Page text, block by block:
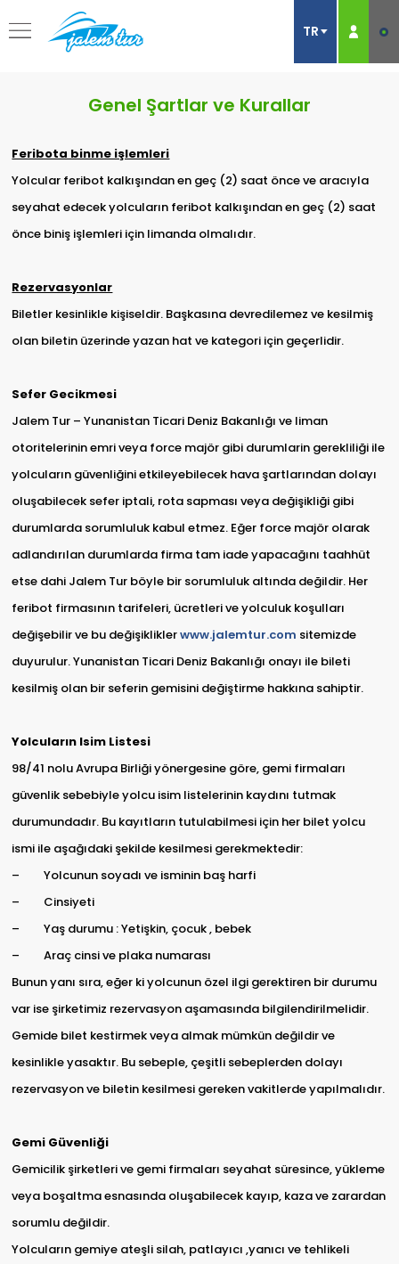
Genel Şartlar ve Kurallar
Feribota binme işlemleri
Yolcular feribot kalkışından en geç (2) saat önce ve aracıyla
seyahat edecek yolcuların feribot kalkışından en geç (2) saat
önce biniş işlemleri için limanda olmalıdır.
Rezervasyonlar
Biletler kesinlikle kişiseldir. Başkasına devredilemez ve kesilmiş
olan biletin üzerinde yazan hat ve kategori için geçerlidir.
Sefer Gecikmesi
Jalem Tur – Yunanistan Ticari Deniz Bakanlığı ve liman
otoritelerinin emri veya force majör gibi durumlarin gerekliliği ile
yolcuların güvenliğini etkileyebilecek hava şartlarından dolayı
oluşabilecek sefer iptali, rota sapması veya değişikliği gibi
durumlarda sorumluluk kabul etmez. Eğer force majör olarak
adlandırılan durumlarda firma tam iade yapacağını taahhüt
etse dahi Jalem Tur böyle bir sorumluluk altında değildir. Her
feribot firmasının tarifeleri, ücretleri ve yolculuk koşulları
değişebilir ve bu değişikliklerwww.jalemtur.com sitemizde
duyurulur. Yunanistan Ticari Deniz Bakanlığı onayı ile bileti
kesilmiş olan bir seferin gemisini değiştirme hakkına sahiptir.
Yolcuların Isim Listesi
98/41 nolu Avrupa Birliği yönergesine göre, gemi firmaları
güvenlik sebebiyle yolcu isim listelerinin kaydını tutmak
durumundadır. Bu kayıtların tutulabilmesi için her bilet yolcu
ismi ile aşağıdaki şekilde kesilmesi gerekmektedir:
– Yolcunun soyadı ve isminin baş harfi
– Cinsiyeti
– Yaş durumu : Yetişkin, çocuk , bebek
– Araç cinsi ve plaka numarası
Bunun yanı sıra, eğer ki yolcunun özel ilgi gerektiren bir durumu
var ise şirketimiz rezervasyon aşamasında bilgilendirilmelidir.
Gemide bilet kestirmek veya almak mümkün değildir ve
kesinlikle yasaktır. Bu sebeple, çeşitli sebeplerden dolayı
rezervasyon ve biletin kesilmesi gereken vakitlerde yapılmalıdır.
Gemi Güvenliği
Gemicilik şirketleri ve gemi firmaları seyahat süresince, yükleme
veya boşaltma esnasında oluşabilecek kayıp, kaza ve zarardan
sorumlu değildir.
Yolcuların gemiye ateşli silah, patlayıcı ,yanıcı ve tehlikeli